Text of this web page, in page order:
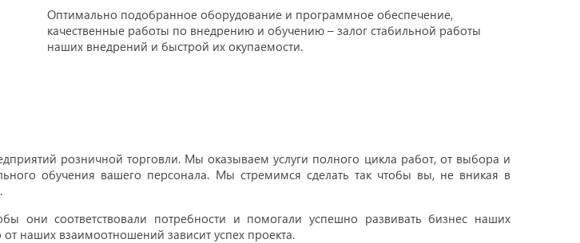
Оптимально подобранное оборудование и программное обеспечение,
качественные работы по внедрению и обучению – залог стабильной работы
наших внедрений и быстрой их окупаемости.
розничной торговли. Мы оказываем услуги полного цикла работ, от выбора и
обучения вашего персонала. Мы стремимся сделать так чтобы вы, не вникая в
они соответствовали потребности и помогали успешно развивать бизнес наших
наших взаимоотношений зависит успех проекта.